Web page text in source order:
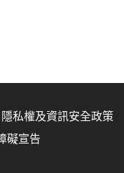
隱私權及資訊安全政策
礙宣告